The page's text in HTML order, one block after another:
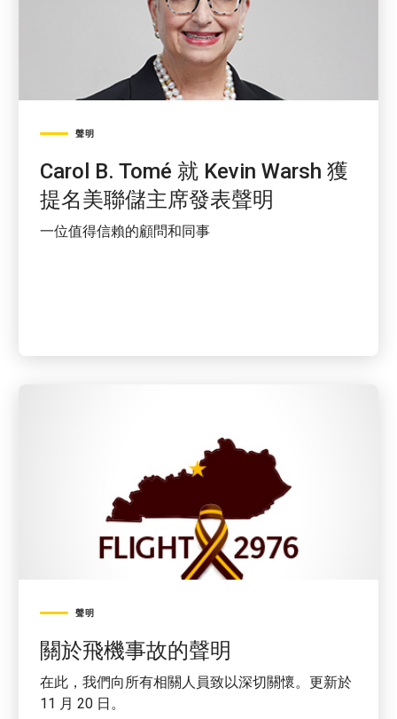
聲明
Carol B. Tomé 就 Kevin Warsh 獲
提名美聯儲主席發表聲明
一位值得信賴的顧問和同事
聲明
關於飛機事故的聲明
在此，我們向所有相關人員致以深切關懷。更新於
11 月 20 日。